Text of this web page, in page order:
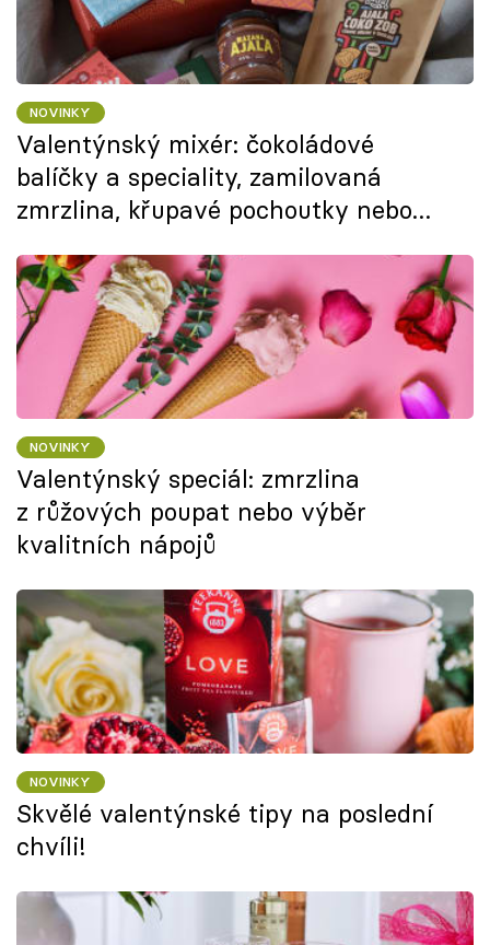
NOVINKY
Valentýnský mixér: čokoládové
balíčky a speciality, zamilovaná
zmrzlina, křupavé pochoutky nebo
NOVINKY
Valentýnský speciál: zmrzlina
z růžových poupat nebo výběr
kvalitních nápojů
NOVINKY
Skvělé valentýnské tipy na poslední
chvíli!